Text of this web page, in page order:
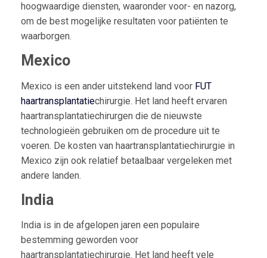
hoogwaardige diensten, waaronder voor- en nazorg,
om de best mogelijke resultaten voor patiënten te
waarborgen.
Mexico
Mexico is een ander uitstekend land voor FUT
haartransplantatiechirurgie. Het land heeft ervaren
haartransplantatiechirurgen die de nieuwste
technologieën gebruiken om de procedure uit te
voeren. De kosten van haartransplantatiechirurgie in
Mexico zijn ook relatief betaalbaar vergeleken met
andere landen.
India
India is in de afgelopen jaren een populaire
bestemming geworden voor
haartransplantatiechirurgie. Het land heeft vele